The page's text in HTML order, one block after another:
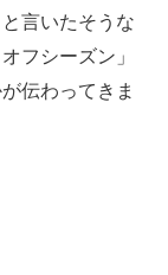
言いたそうな
フシーズン」
伝わってきま